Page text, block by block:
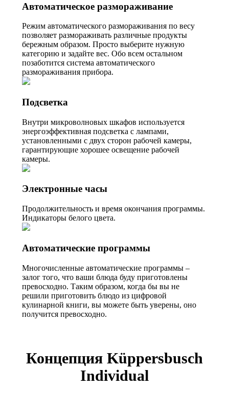
Автоматическое размораживание
Режим автоматического размораживания по весу
позволяет размораживать различные продукты
бережным образом. Просто выберите нужную
категорию и задайте вес. Обо всем остальном
позаботится система автоматического
размораживания прибора.
Подсветка
Внутри микроволновых шкафов используется
энергоэффективная подсветка с лампами,
установленными с двух сторон рабочей камеры,
гарантирующие хорошее освещение рабочей
камеры.
Электронные часы
Продолжительность и время окончания программы.
Индикаторы белого цвета.
Автоматические программы
Многочисленные автоматические программы –
залог того, что ваши блюда буду приготовлены
превосходно. Таким образом, когда бы вы не
решили приготовить блюдо из цифровой
кулинарной книги, вы можете быть уверены, оно
получится превосходно.
Концепция Küppersbusch
Individual